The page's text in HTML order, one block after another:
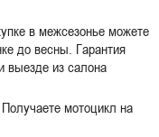
в межсезонье можете
до весны. Гарантия
выезде из салона
мотоцикл на